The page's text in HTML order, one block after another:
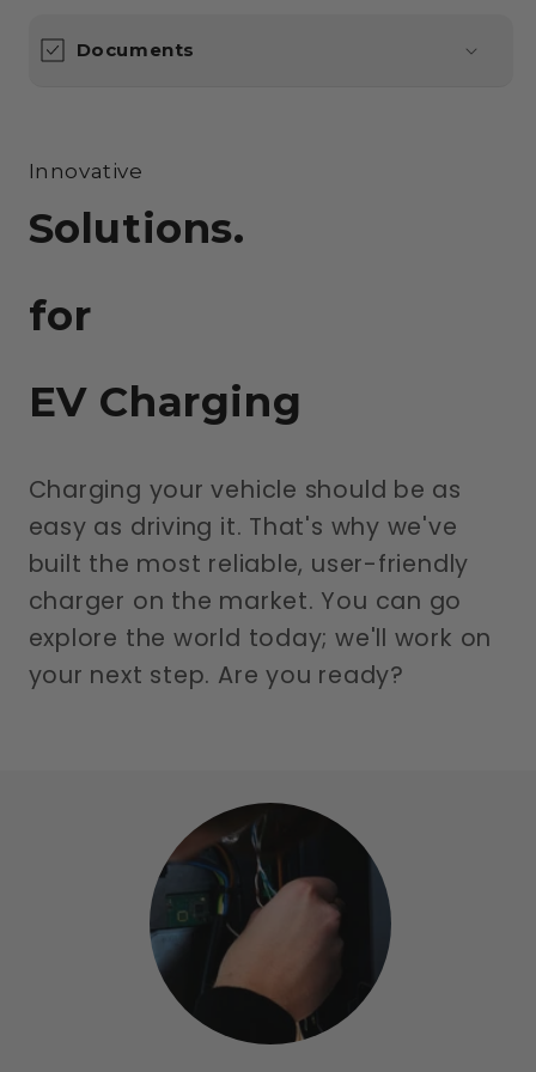
Documents
Innovative
Solutions.
for
EV Charging
Charging your vehicle should be as
easy as driving it. That's why we've
built the most reliable, user-friendly
charger on the market. You can go
explore the world today; we'll work on
your next step. Are you ready?